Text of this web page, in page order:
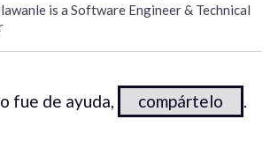
is a Software Engineer & Technical
fue de ayuda, compártelo